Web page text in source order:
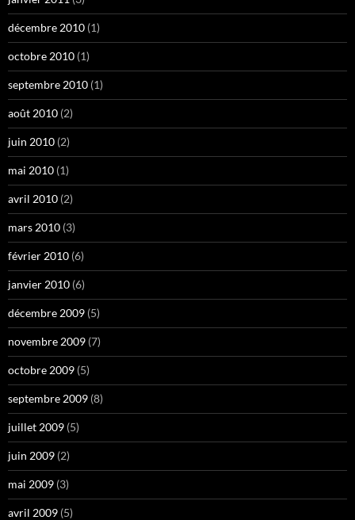
décembre 2010 (1)
octobre 2010 (1)
septembre 2010 (1)
août 2010 (2)
juin 2010 (2)
mai 2010 (1)
avril 2010 (2)
mars 2010 (3)
février 2010 (6)
janvier 2010 (6)
décembre 2009 (5)
novembre 2009 (7)
octobre 2009 (5)
septembre 2009 (8)
juillet 2009 (5)
juin 2009 (2)
mai 2009 (3)
avril 2009 (5)